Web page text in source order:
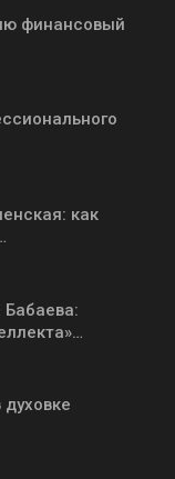
финансовый
как